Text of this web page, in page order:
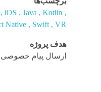
iOS Java
Kotlin
Native Swift VR
هدف پروژه
ارسال پیام خصوصی